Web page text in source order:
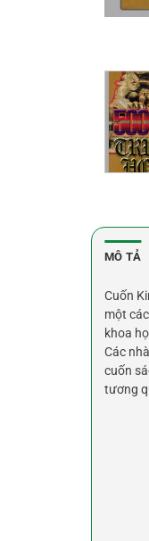
MÔ TẢ
Cuốn
một
khoa
Các
cuốn
tương